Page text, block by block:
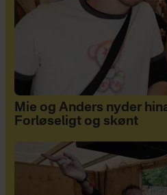
Mie og Anders nyder
Forløseligt og skønt